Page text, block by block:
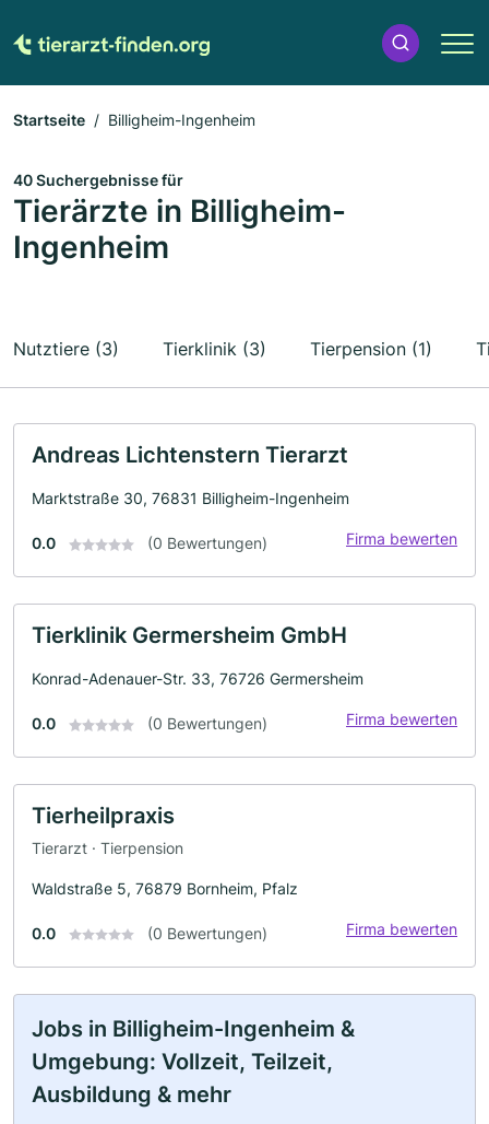
Startseite Billigheim-Ingenheim
40 Suchergebnisse für
Tierärzte in Billigheim-
Ingenheim
Nutztiere (3) Tierklinik (3) Tierpension (1)
Andreas Lichtenstern Tierarzt
Marktstraße 30, 76831 Billigheim-Ingenheim
0.0 (0 Bewertungen) Firma bewerten
Tierklinik Germersheim GmbH
Konrad-Adenauer-Str. 33, 76726 Germersheim
0.0 (0 Bewertungen) Firma bewerten
Tierheilpraxis
Tierarzt · Tierpension
Waldstraße 5, 76879 Bornheim, Pfalz
0.0 (0 Bewertungen) Firma bewerten
Jobs in Billigheim-Ingenheim &
Umgebung: Vollzeit, Teilzeit,
Ausbildung & mehr